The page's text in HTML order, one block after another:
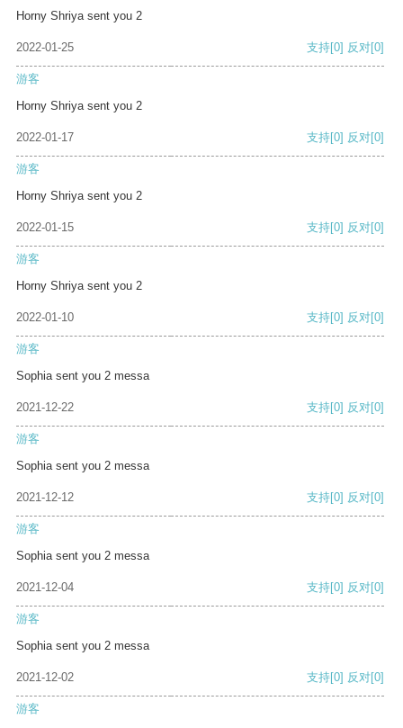
Horny Shriya sent you 2
2022-01-25 支持[0] 反对[0]
游客
Horny Shriya sent you 2
2022-01-17 支持[0] 反对[0]
游客
Horny Shriya sent you 2
2022-01-15 支持[0] 反对[0]
游客
Horny Shriya sent you 2
2022-01-10 支持[0] 反对[0]
游客
Sophia sent you 2 messa
2021-12-22 支持[0] 反对[0]
游客
Sophia sent you 2 messa
2021-12-12 支持[0] 反对[0]
游客
Sophia sent you 2 messa
2021-12-04 支持[0] 反对[0]
游客
Sophia sent you 2 messa
2021-12-02 支持[0] 反对[0]
游客